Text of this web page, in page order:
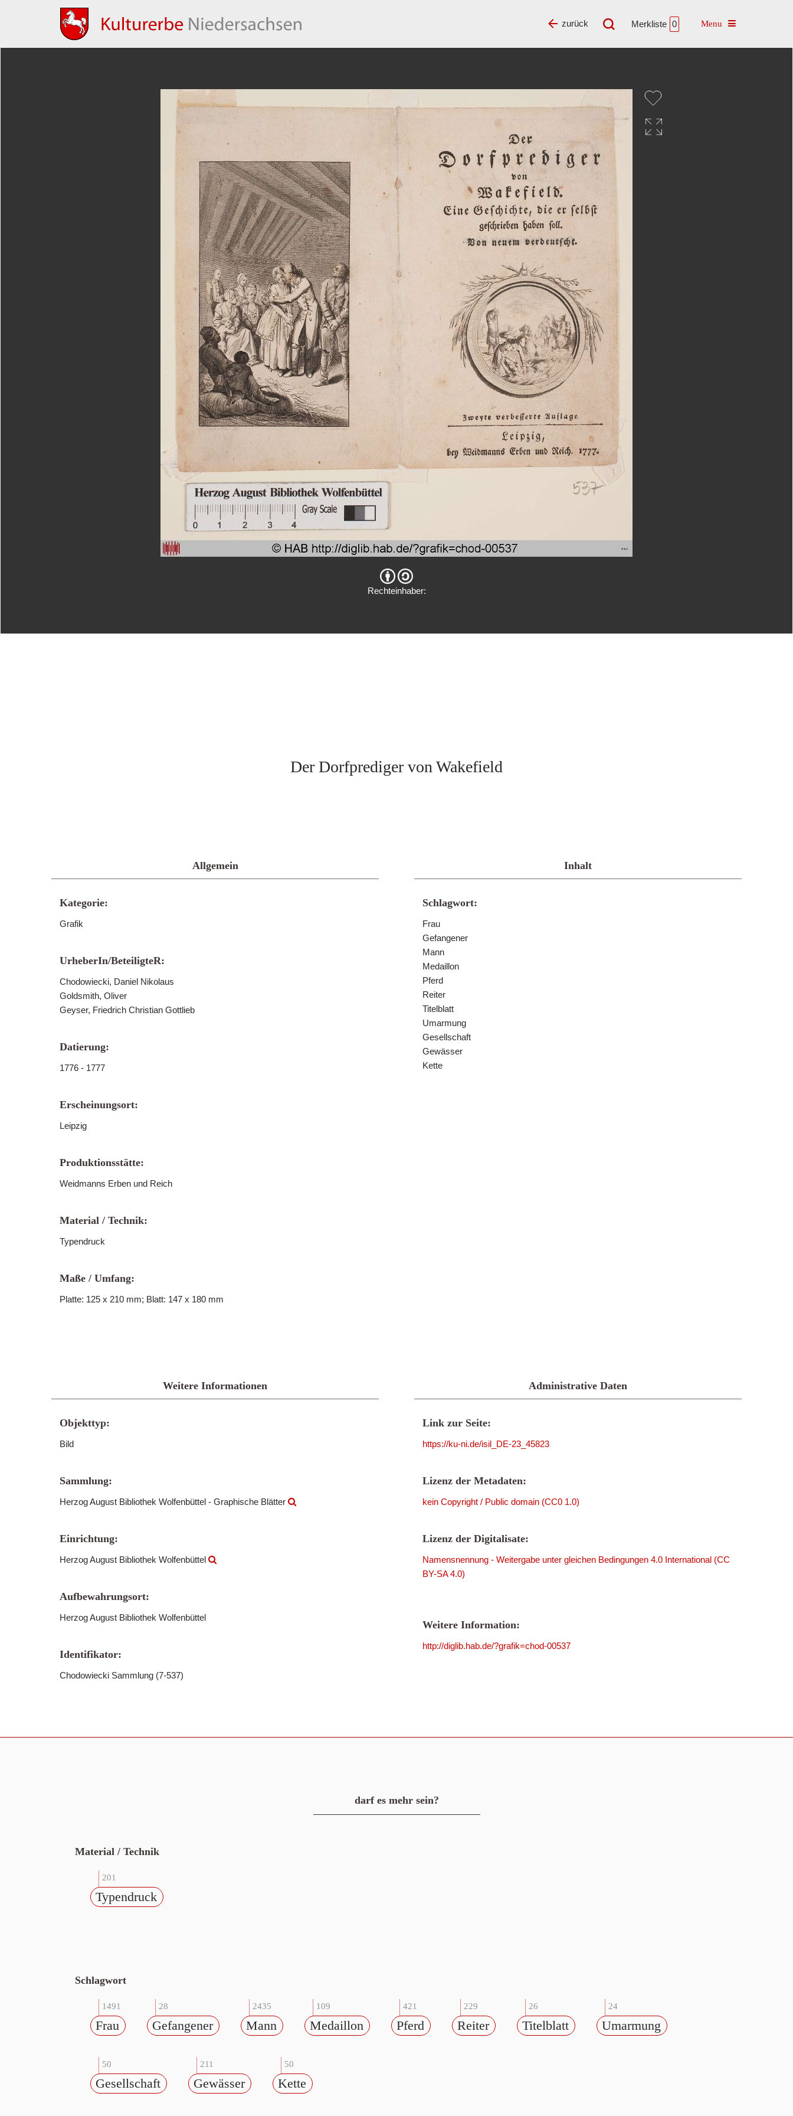
Merkliste 0 Toggle navigation
zurück
Rechteinhaber:
Der Dorfprediger von Wakefield
Allgemein
Kategorie:
Grafik
UrheberIn/BeteiligteR:
Chodowiecki, Daniel Nikolaus
Goldsmith, Oliver
Geyser, Friedrich Christian Gottlieb
Datierung:
1776 - 1777
Erscheinungsort:
Leipzig
Produktionsstätte:
Weidmanns Erben und Reich
Material / Technik:
Typendruck
Maße / Umfang:
Platte: 125 x 210 mm; Blatt: 147 x 180 mm
Inhalt
Schlagwort:
Frau
Gefangener
Mann
Medaillon
Pferd
Reiter
Titelblatt
Umarmung
Gesellschaft
Gewässer
Kette
Weitere Informationen
Objekttyp:
Bild
Sammlung:
Herzog August Bibliothek Wolfenbüttel - Graphische Blätter
Einrichtung:
Herzog August Bibliothek Wolfenbüttel
Aufbewahrungsort:
Herzog August Bibliothek Wolfenbüttel
Identifikator:
Chodowiecki Sammlung (7-537)
Administrative Daten
Link zur Seite:
https://ku-ni.de/isil_DE-23_45823
Lizenz der Metadaten:
kein Copyright / Public domain (CC0 1.0)
Lizenz der Digitalisate:
Namensnennung - Weitergabe unter gleichen Bedingungen 4.0 International (CC
BY-SA 4.0)
Weitere Information:
http://diglib.hab.de/?grafik=chod-00537
darf es mehr sein?
Material / Technik
201
Typendruck
Schlagwort
1491
Frau
28
Gefangener
2435
Mann
109
Medaillon
421
Pferd
229
Reiter
26
Titelblatt
24
Umarmung
50
Gesellschaft
211
Gewässer
50
Kette